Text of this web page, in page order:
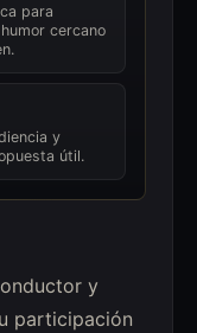
para
cercano
y
útil.
y
participación